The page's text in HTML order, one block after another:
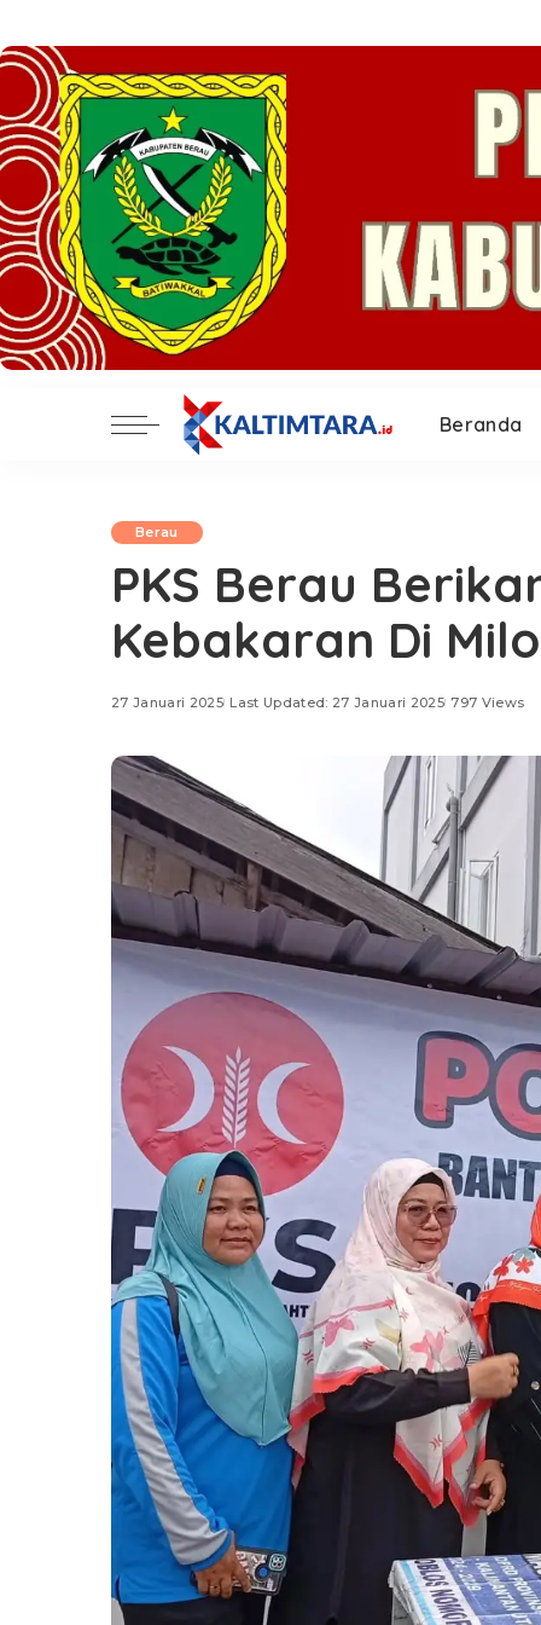
Beranda
Berau
PKS Berau
Kebakaran Di
27 Januari 2025 Last Updated: 27 Januari 2025 797 Views